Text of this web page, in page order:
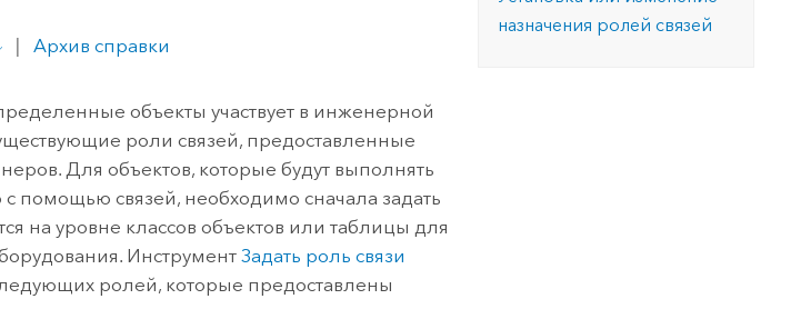
данных, а также для получения
результатов, позволяющих решать
Все истории
спасательные операции.
Архив справки
объекты участвует в инженерной
роли связей, предоставленные
Для объектов, которые будут выполнять
помощью связей, необходимо сначала задать
на уровне классов объектов или таблицы для
ИнструментЗадать роль связи
ролей, которые предоставлены
назначения ролей связей